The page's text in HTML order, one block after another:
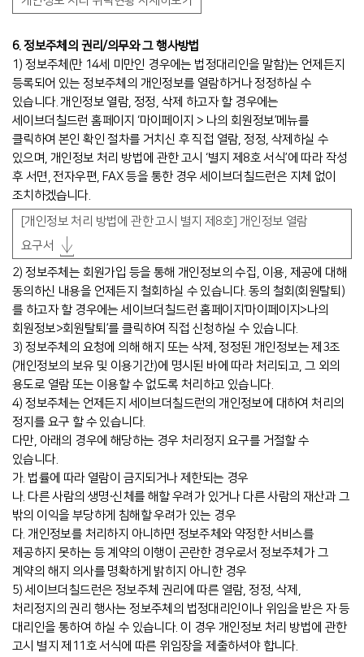
6. 정보주체의 권리/의무와 그 행사방법
1) 정보주체(만 14세 미만인 경우에는 법정대리인을 말함)는 언제든지
등록되어 있는 정보주체의 개인정보를 열람하거나 정정하실 수
있습니다. 개인정보 열람, 정정, 삭제 하고자 할 경우에는
세이브더칠드런 홈페이지 ‘마이페이지 > 나의 회원정보’메뉴를
클릭하여 본인 확인 절차를 거치신 후 직접 열람, 정정, 삭제하실 수
있으며, 개인정보 처리 방법에 관한 고시 ‘별지 제8호 서식’에 따라 작성
후 서면, 전자우편, FAX 등을 통한 경우 세이브더칠드런은 지체 없이
조치하겠습니다.
[개인정보 처리 방법에 관한 고시 별지 제8호] 개인정보 열람
요구서
2) 정보주체는 회원가입 등을 통해 개인정보의 수집, 이용, 제공에 대해
동의하신 내용을 언제든지 철회하실 수 있습니다. 동의 철회(회원탈퇴)
를 하고자 할 경우에는 세이브더칠드런 홈페이지‘마이페이지>나의
회원정보>회원탈퇴’를 클릭하여 직접 신청하실 수 있습니다.
3) 정보주체의 요청에 의해 해지 또는 삭제, 정정된 개인정보는 제3조
(개인정보의 보유 및 이용기간)에 명시된 바에 따라 처리되고, 그 외의
용도로 열람 또는 이용할 수 없도록 처리하고 있습니다.
4) 정보주체는 언제든지 세이브더칠드런의 개인정보에 대하여 처리의
정지를 요구 할 수 있습니다.
다만, 아래의 경우에 해당하는 경우 처리정지 요구를 거절할 수
있습니다.
가. 법률에 따라 열람이 금지되거나 제한되는 경우
나. 다른 사람의 생명∙신체를 해할 우려가 있거나 다른 사람의 재산과 그
밖의 이익을 부당하게 침해할 우려가 있는 경우
다. 개인정보를 처리하지 아니하면 정보주체와 약정한 서비스를
제공하지 못하는 등 계약의 이행이 곤란한 경우로서 정보주체가 그
계약의 해지 의사를 명확하게 밝히지 아니한 경우
5) 세이브더칠드런은 정보주체 권리에 따른 열람, 정정, 삭제,
처리정지의 권리 행사는 정보주체의 법정대리인이나 위임을 받은 자 등
대리인을 통하여 하실 수 있습니다. 이 경우 개인정보 처리 방법에 관한
고시 별지 제11호 서식에 따른 위임장을 제출하셔야 합니다.